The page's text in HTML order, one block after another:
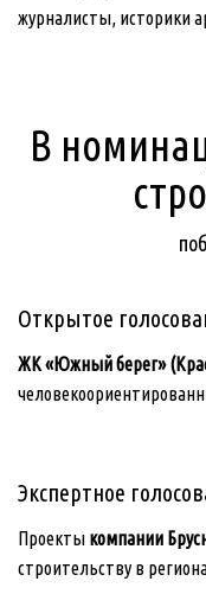
журналисты, историки
В
Открытое
ЖК «Южный берег»
Экспертное
Проекты компании
строительству в